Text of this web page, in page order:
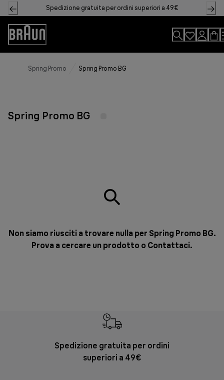
Skip
to
Content
Spedizione gratuita per ordini superiori a 49€
Accessibility
Statement
Spring Promo Spring Promo BG
Spring Promo BG
Non siamo riusciti a trovare nulla per Spring Promo BG.
Prova a cercare un prodotto o Contattaci.
Spedizione gratuita per ordini
superiori a 49€